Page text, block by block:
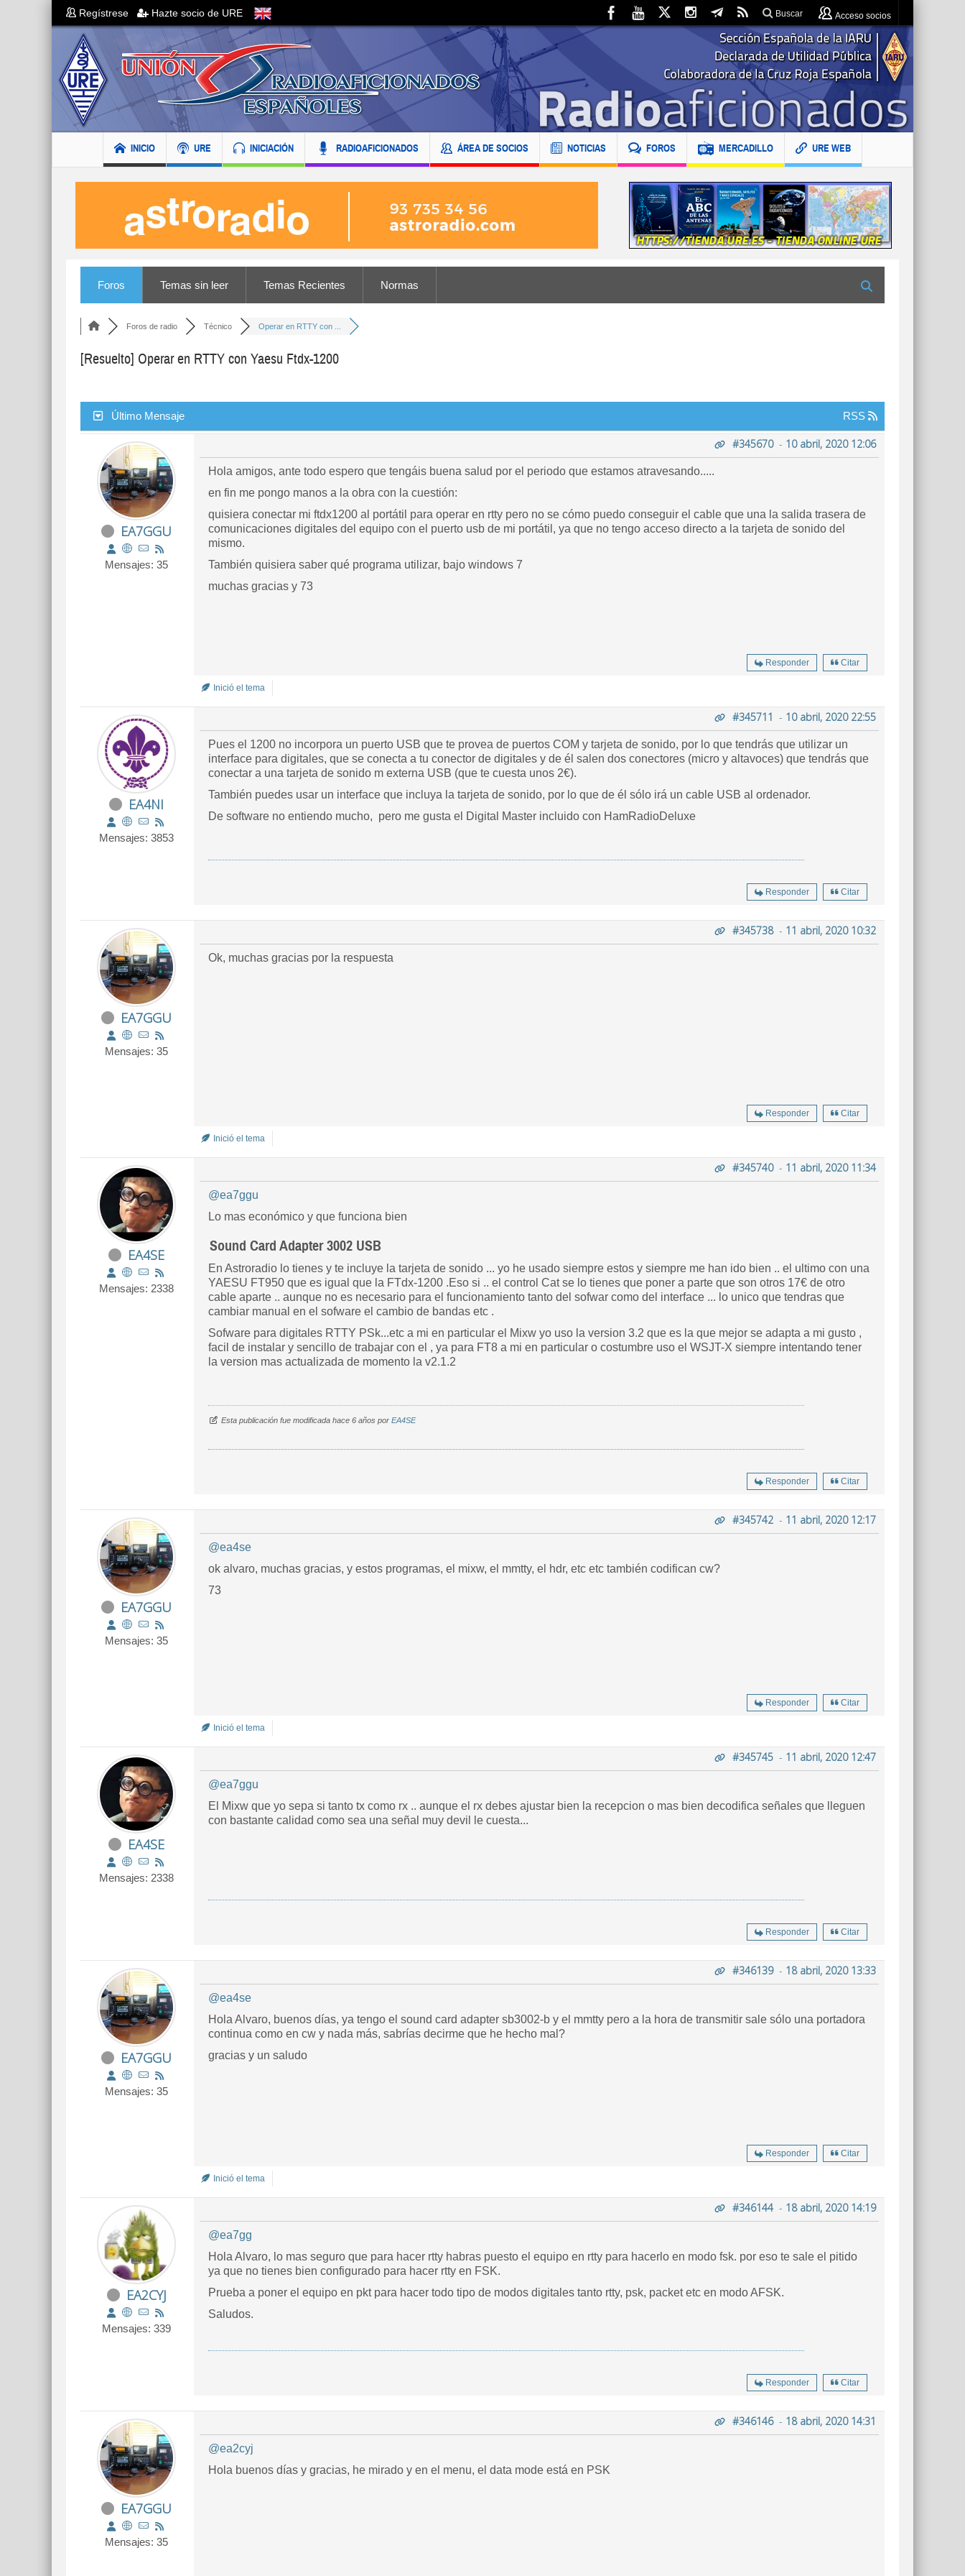
Regístrese Hazte socio de URE Buscar Acceso socios
INICIO URE INICIACIÓN RADIOAFICIONADOS ÁREA DE SOCIOS NOTICIAS FOROS MERCADILLO URE WEB
Foros Temas sin leer Temas Recientes Normas
Foros de radio Técnico Operar en RTTY con ...
[Resuelto] Operar en RTTY con Yaesu Ftdx-1200
Último Mensaje RSS
EA7GGU
Mensajes: 35
#345670- 10 abril, 2020 12:06
Hola amigos, ante todo espero que tengáis buena salud por el periodo que estamos atravesando.....
en fin me pongo manos a la obra con la cuestión:
quisiera conectar mi ftdx1200 al portátil para operar en rtty pero no se cómo puedo conseguir el cable que una la salida trasera de
comunicaciones digitales del equipo con el puerto usb de mi portátil, ya que no tengo acceso directo a la tarjeta de sonido del
mismo.
También quisiera saber qué programa utilizar, bajo windows 7
muchas gracias y 73
Responder Citar
Inició el tema
EA4NI
Mensajes: 3853
#345711 - 10 abril, 2020 22:55
Pues el 1200 no incorpora un puerto USB que te provea de puertos COM y tarjeta de sonido, por lo que tendrás que utilizar un
interface para digitales, que se conecta a tu conector de digitales y de él salen dos conectores (micro y altavoces) que tendrás que
conectar a una tarjeta de sonido m externa USB (que te cuesta unos 2€).
También puedes usar un interface que incluya la tarjeta de sonido, por lo que de él sólo irá un cable USB al ordenador.
De software no entiendo mucho, pero me gusta el Digital Master incluido con HamRadioDeluxe
Responder Citar
EA7GGU
Mensajes: 35
#345738- 11 abril, 2020 10:32
Ok, muchas gracias por la respuesta
Responder Citar
Inició el tema
EA4SE
Mensajes: 2338
#345740- 11 abril, 2020 11:34
@ea7ggu
Lo mas económico y que funciona bien
Sound Card Adapter 3002 USB
En Astroradio lo tienes y te incluye la tarjeta de sonido ... yo he usado siempre estos y siempre me han ido bien .. el ultimo con una
YAESU FT950 que es igual que la FTdx-1200 .Eso si .. el control Cat se lo tienes que poner a parte que son otros 17€ de otro
cable aparte .. aunque no es necesario para el funcionamiento tanto del sofwar como del interface ... lo unico que tendras que
cambiar manual en el sofware el cambio de bandas etc .
Sofware para digitales RTTY PSk...etc a mi en particular el Mixw yo uso la version 3.2 que es la que mejor se adapta a mi gusto ,
facil de instalar y sencillo de trabajar con el , ya para FT8 a mi en particular o costumbre uso el WSJT-X siempre intentando tener
la version mas actualizada de momento la v2.1.2
Esta publicación fue modificada hace 6 años por EA4SE
Responder Citar
EA7GGU
Mensajes: 35
#345742 - 11 abril, 2020 12:17
@ea4se
ok alvaro, muchas gracias, y estos programas, el mixw, el mmtty, el hdr, etc etc también codifican cw?
73
Responder Citar
Inició el tema
EA4SE
Mensajes: 2338
#345745 - 11 abril, 2020 12:47
@ea7ggu
El Mixw que yo sepa si tanto tx como rx .. aunque el rx debes ajustar bien la recepcion o mas bien decodifica señales que lleguen
con bastante calidad como sea una señal muy devil le cuesta...
Responder Citar
EA7GGU
Mensajes: 35
#346139- 18 abril, 2020 13:33
@ea4se
Hola Alvaro, buenos días, ya tengo el sound card adapter sb3002-b y el mmtty pero a la hora de transmitir sale sólo una portadora
continua como en cw y nada más, sabrías decirme que he hecho mal?
gracias y un saludo
Responder Citar
Inició el tema
EA2CYJ
Mensajes: 339
#346144- 18 abril, 2020 14:19
@ea7gg
Hola Alvaro, lo mas seguro que para hacer rtty habras puesto el equipo en rtty para hacerlo en modo fsk. por eso te sale el pitido
ya que no tienes bien configurado para hacer rtty en FSK.
Prueba a poner el equipo en pkt para hacer todo tipo de modos digitales tanto rtty, psk, packet etc en modo AFSK.
Saludos.
Responder Citar
EA7GGU
Mensajes: 35
#346146- 18 abril, 2020 14:31
@ea2cyj
Hola buenos días y gracias, he mirado y en el menu, el data mode está en PSK